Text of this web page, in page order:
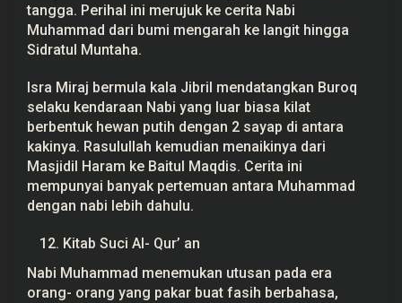
tangga. Perihal ini merujuk ke cerita Nabi
Muhammad dari bumi mengarah ke langit hingga
Sidratul Muntaha.
Isra Miraj bermula kala Jibril mendatangkan Buroq
selaku kendaraan Nabi yang luar biasa kilat
berbentuk hewan putih dengan 2 sayap di antara
kakinya. Rasulullah kemudian menaikinya dari
Masjidil Haram ke Baitul Maqdis. Cerita ini
mempunyai banyak pertemuan antara Muhammad
dengan nabi lebih dahulu.
Kitab Suci Al- Qur’ an
Nabi Muhammad menemukan utusan pada era
orang- orang yang pakar buat fasih berbahasa,